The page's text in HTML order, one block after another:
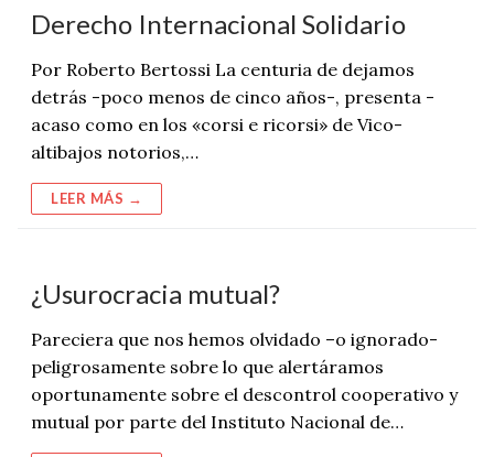
Derecho Internacional Solidario
Por Roberto Bertossi La centuria de dejamos
detrás -poco menos de cinco años-, presenta -
acaso como en los «corsi e ricorsi» de Vico-
altibajos notorios,…
LEER MÁS →
¿Usurocracia mutual?
Pareciera que nos hemos olvidado –o ignorado-
peligrosamente sobre lo que alertáramos
oportunamente sobre el descontrol cooperativo y
mutual por parte del Instituto Nacional de…